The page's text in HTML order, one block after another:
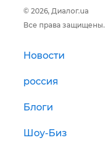
© 2026, Диалог.ua
Все права защищены.
Новости
россия
Блоги
Шоу-Биз